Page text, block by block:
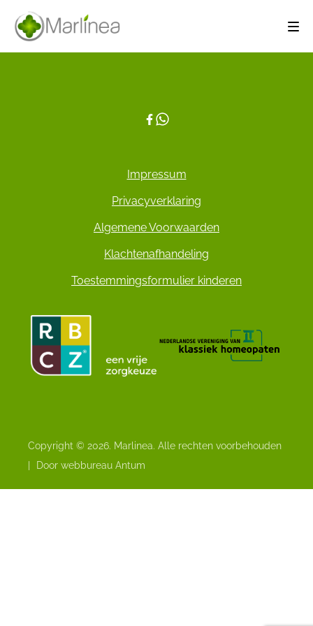
Impressum
Privacyverklaring
Algemene Voorwaarden
Klachtenafhandeling
Toestemmingsformulier kinderen
Copyright © 2026. Marlinea. Alle rechten voorbehouden
Door webbureau Antum